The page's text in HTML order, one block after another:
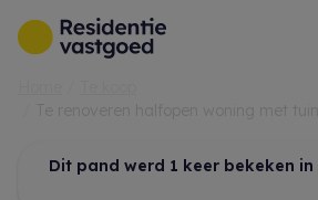
Menu overslaan en naar de inhoud
Dit pand werd 1 keer bekeken